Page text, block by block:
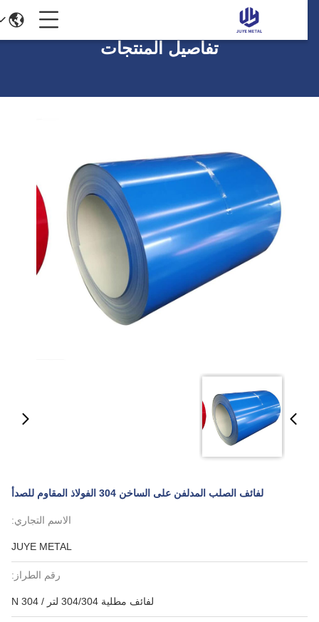
تفاصيل المنتجات
لفائف الصلب المدلفن على الساخن 304 الفولاذ المقاوم للصدأ
الاسم التجاري:
JUYE METAL
رقم الطراز:
لفائف مطلية 304/304 لتر / 304 N